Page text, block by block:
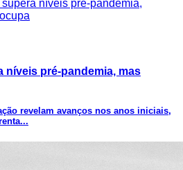
níveis pré-pandemia, mas
revelam avanços nos anos iniciais,